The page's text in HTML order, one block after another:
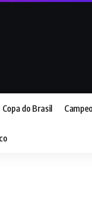
Copa do Brasil